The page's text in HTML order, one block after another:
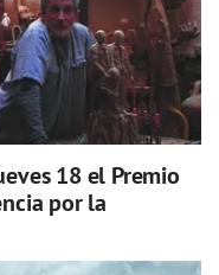
18 el Premio
por la